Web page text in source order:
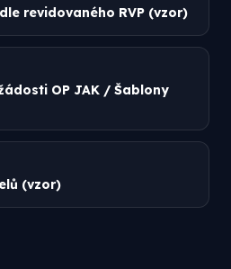
revidovaného RVP (vzor)
OP JAK / Šablony
(vzor)